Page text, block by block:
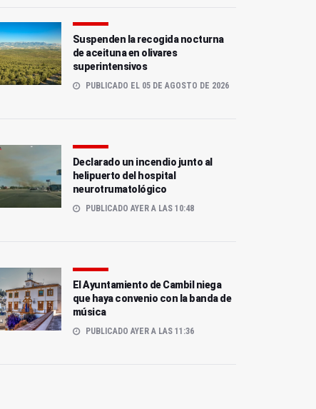
Suspenden la recogida nocturna
de aceituna en olivares
superintensivos
PUBLICADO EL 05 DE AGOSTO DE 2026
Declarado un incendio junto al
helipuerto del hospital
neurotrumatológico
PUBLICADO AYER A LAS 10:48
El Ayuntamiento de Cambil niega
que haya convenio con la banda de
música
PUBLICADO AYER A LAS 11:36